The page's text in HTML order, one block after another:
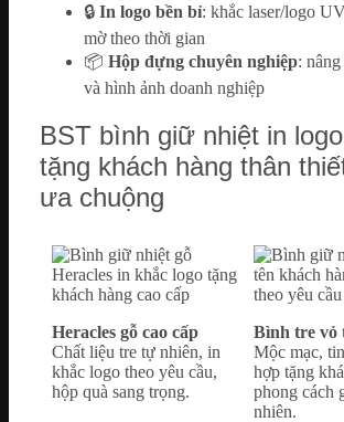
🔒 In logo bền bỉ: khắc laser/logo
mờ theo thời gian
📦 Hộp đựng chuyên nghiệp:
và hình ảnh doanh nghiệp
BST bình giữ nhiệt in
tặng khách hàng thân
ưa chuộng
Heracles gỗ cao cấp
Chất liệu tre tự nhiên, in
khắc logo theo yêu cầu,
hộp quà sang trọng.
Bình tre vỏ
Mộc mạc,
hợp tặng
phong cách
nhiên.